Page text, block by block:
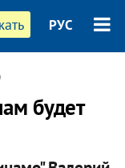
РУС
будет